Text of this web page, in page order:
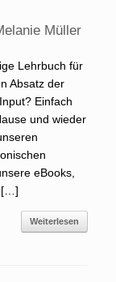
Müller
Lehrbuch für
Absatz der
Einfach
und wieder
eBooks,
[…]
Weiterlesen